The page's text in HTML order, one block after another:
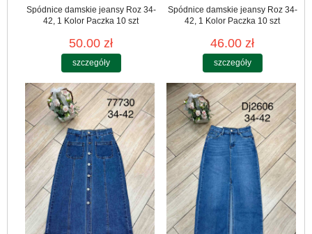
Spódnice damskie jeansy Roz 34-
42, 1 Kolor Paczka 10 szt
50.00 zł
szczegóły
Spódnice damskie jeansy Roz 34-
42, 1 Kolor Paczka 10 szt
46.00 zł
szczegóły